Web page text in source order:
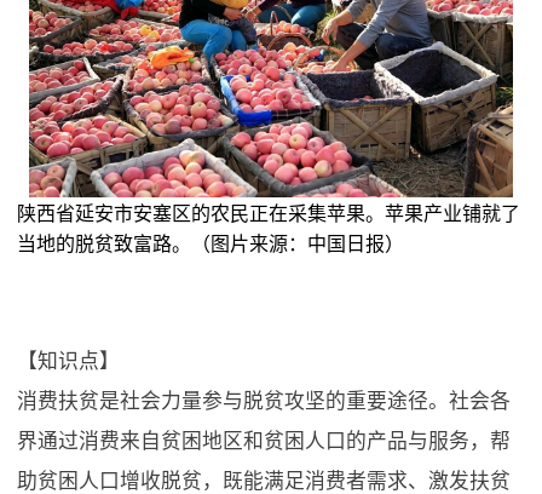
陕西省延安市安塞区的农民正在采集苹果。苹果产业铺就了
当地的脱贫致富路。（图片来源：中国日报）
【知识点】
消费扶贫是社会力量参与脱贫攻坚的重要途径。社会各
界通过消费来自贫困地区和贫困人口的产品与服务，帮
助贫困人口增收脱贫，既能满足消费者需求、激发扶贫